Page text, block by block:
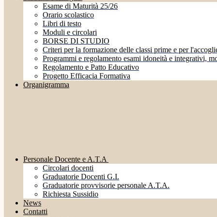
Esame di Maturità 25/26
Orario scolastico
Libri di testo
Moduli e circolari
BORSE DI STUDIO
Criteri per la formazione delle classi prime e per
Programmi e regolamento esami idoneità e integrativi,
Regolamento e Patto Educativo
Progetto Efficacia Formativa
Organigramma
Personale Docente e A.T.A
Circolari docenti
Graduatorie Docenti G.I.
Graduatorie provvisorie personale A.T.A.
Richiesta Sussidio
News
Contatti